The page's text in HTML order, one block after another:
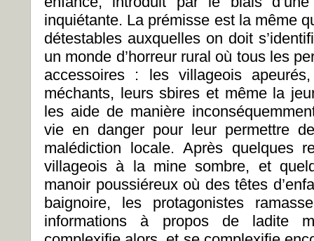
inquiétante. La prémisse est la même
détestables auxquelles on doit
un monde d’horreur rural où tous les
accessoires : les villageois
méchants, leurs sbires et même la
les aide de manière
vie en danger pour leur permettre
malédiction locale. Après quelques
villageois à la mine sombre, et
manoir poussiéreux où des têtes
baignoire, les protagonistes
informations à propos de ladite